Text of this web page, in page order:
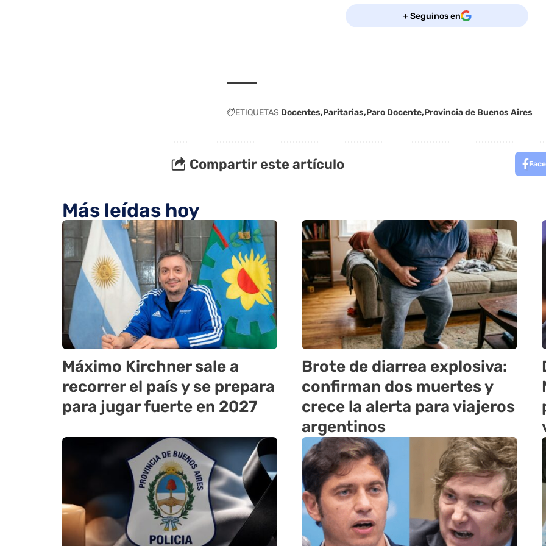
+ Seguinos en
ETIQUETAS Docentes Paritarias Paro Docente Provincia de Buenos Aires
Compartir este artículo
Más leídas hoy
Máximo Kirchner sale a
recorrer el país y se prepara
para jugar fuerte en 2027
Brote de diarrea explosiva:
confirman dos muertes y
crece la alerta para viajeros
argentinos